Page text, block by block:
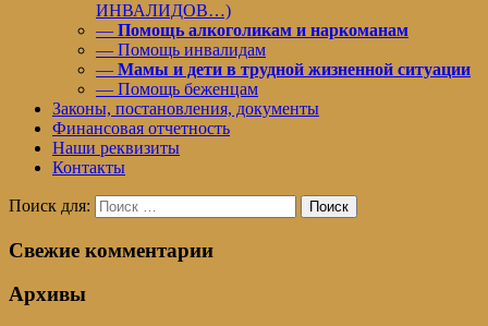
ИНВАЛИДОВ…)
— Помощь алкоголикам и наркоманам
— Помощь инвалидам
— Мамы и дети в трудной жизненной ситуации
— Помощь беженцам
Законы, постановления, документы
Финансовая отчетность
Наши реквизиты
Контакты
Поиск для: Поиск
Свежие комментарии
Архивы